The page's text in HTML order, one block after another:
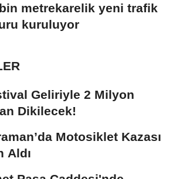
metrekarelik yeni trafik
kuruluyor
Geliriyle 2 Milyon
Dikilecek!
Motosiklet Kazası
Aldı